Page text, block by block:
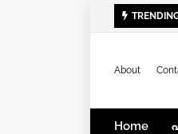
About
Home